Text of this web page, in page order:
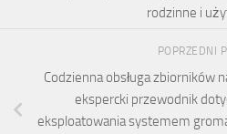
rodzinne i
POPRZEDNI
Codzienna obsługa zbiorników
ekspercki przewodnik
eksploatowania systemem